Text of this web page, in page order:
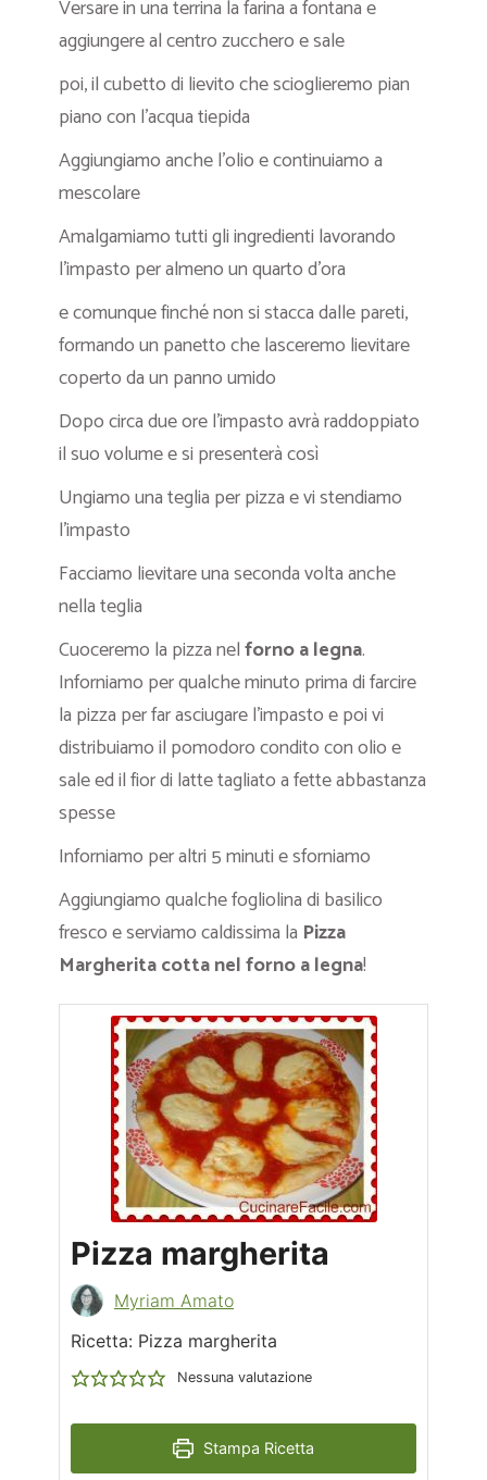
Versare in una terrina la farina a fontana e
aggiungere al centro zucchero e sale
poi, il cubetto di lievito che scioglieremo pian
piano con l’acqua tiepida
Aggiungiamo anche l’olio e continuiamo a
mescolare
Amalgamiamo tutti gli ingredienti lavorando
l’impasto per almeno un quarto d’ora
e comunque finché non si stacca dalle pareti,
formando un panetto che lasceremo lievitare
coperto da un panno umido
Dopo circa due ore l’impasto avrà raddoppiato
il suo volume e si presenterà così
Ungiamo una teglia per pizza e vi stendiamo
l’impasto
Facciamo lievitare una seconda volta anche
nella teglia
Cuoceremo la pizza nelforno a legna.
Inforniamo per qualche minuto prima di farcire
la pizza per far asciugare l’impasto e poi vi
distribuiamo il pomodoro condito con olio e
sale ed il fior di latte tagliato a fette abbastanza
spesse
Inforniamo per altri 5 minuti e sforniamo
Aggiungiamo qualche fogliolina di basilico
fresco e serviamo caldissima la Pizza
Margherita cotta nel forno a legna!
Pizza margherita
Myriam Amato
Ricetta: Pizza margherita
Nessuna valutazione
Stampa Ricetta